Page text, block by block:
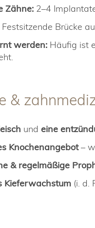
Zähne: 2–4
Festsitzende Brücke
werden: Häufig ist
&
und eine
Knochenangebot–
& regelmäßige
Kieferwachstum (i. d.